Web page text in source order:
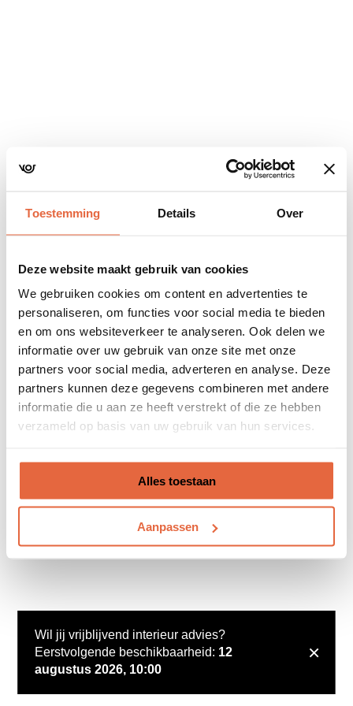
Toestemming Details Over
Deze website maakt gebruik van cookies
We gebruiken cookies om content en advertenties te
personaliseren, om functies voor social media te bieden
en om ons websiteverkeer te analyseren. Ook delen we
informatie over uw gebruik van onze site met onze
partners voor social media, adverteren en analyse. Deze
partners kunnen deze gegevens combineren met andere
informatie die u aan ze heeft verstrekt of die ze hebben
verzameld op basis van uw gebruik van hun services.
Alles toestaan
Aanpassen
Wil jij vrijblijvend interieur advies?
Eerstvolgende beschikbaarheid: 12
augustus 2026, 10:00
×